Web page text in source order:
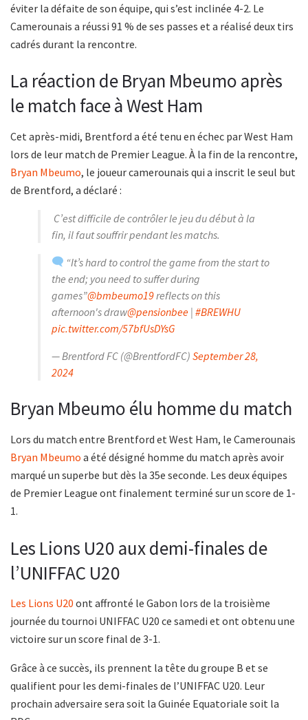
éviter la défaite de son équipe, qui s’est inclinée 4-2. Le
Camerounais a réussi 91 % de ses passes et a réalisé deux tirs
cadrés durant la rencontre.
La réaction de Bryan Mbeumo après
le match face à West Ham
Cet après-midi, Brentford a été tenu en échec par West Ham
lors de leur match de Premier League. À la fin de la rencontre,
Bryan Mbeumo, le joueur camerounais qui a inscrit le seul but
de Brentford, a déclaré :
C’est difficile de contrôler le jeu du début à la
fin, il faut souffrir pendant les matchs.
“It’s hard to control the game from the start to
the end; you need to suffer during
games”@bmbeumo19reflects on this
afternoon's draw@pensionbee | #BREWHU
pic.twitter.com/57bfUsDYsG
— Brentford FC (@BrentfordFC) September 28,
2024
Bryan Mbeumo élu homme du match
Lors du match entre Brentford et West Ham, le Camerounais
Bryan Mbeumo a été désigné homme du match après avoir
marqué un superbe but dès la 35e seconde. Les deux équipes
de Premier League ont finalement terminé sur un score de 1-
1.
Les Lions U20 aux demi-finales de
l’UNIFFAC U20
Les Lions U20 ont affronté le Gabon lors de la troisième
journée du tournoi UNIFFAC U20 ce samedi et ont obtenu une
victoire sur un score final de 3-1.
Grâce à ce succès, ils prennent la tête du groupe B et se
qualifient pour les demi-finales de l’UNIFFAC U20. Leur
prochain adversaire sera soit la Guinée Equatoriale soit la